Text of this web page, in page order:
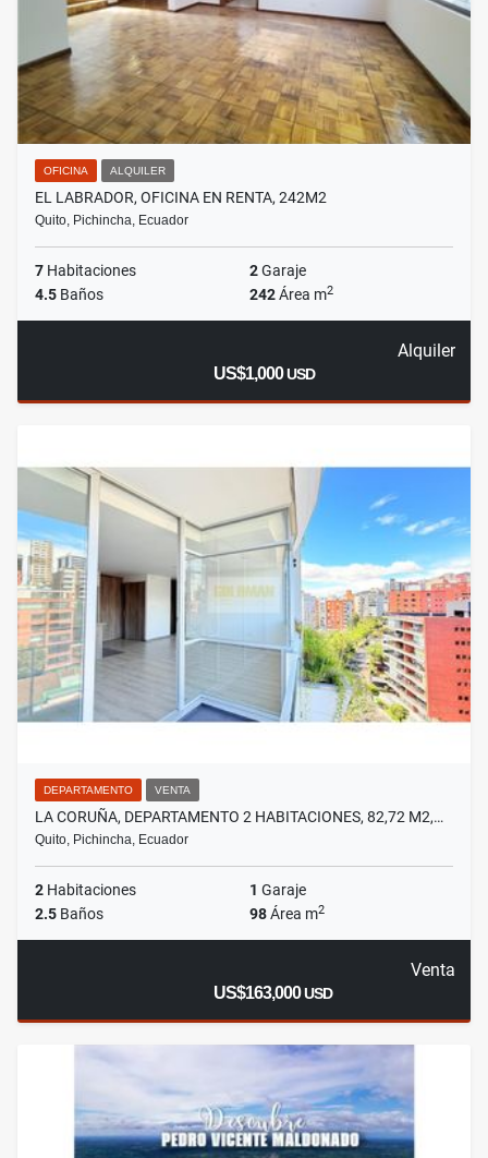
OFICINA ALQUILER
EL LABRADOR, OFICINA EN RENTA, 242M2
Quito, Pichincha, Ecuador
7 Habitaciones 2Garaje
4.5 Baños 242Área m2
Alquiler
US$1,000USD
DEPARTAMENTO VENTA
LA CORUÑA, DEPARTAMENTO 2 HABITACIONES, 82,72 M2,…
Quito, Pichincha, Ecuador
2 Habitaciones 1 Garaje
2.5 Baños 98Área m2
Venta
US$163,000USD